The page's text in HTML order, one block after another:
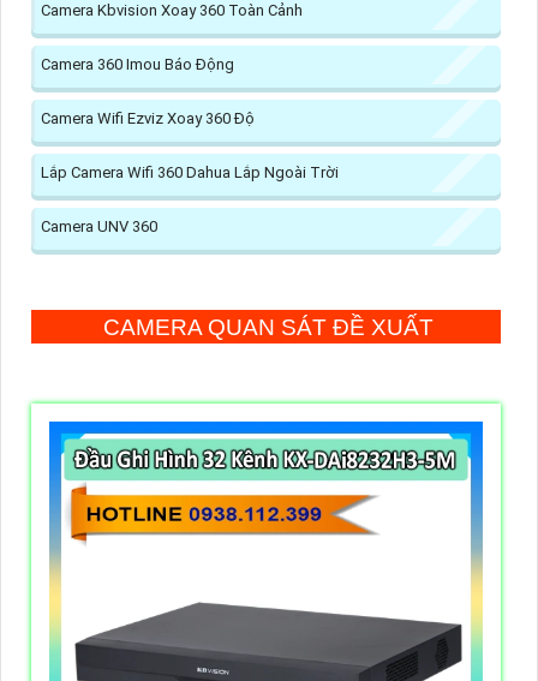
Camera Kbvision Xoay 360 Toàn Cảnh
Camera 360 Imou Báo Động
Camera Wifi Ezviz Xoay 360 Độ
Lắp Camera Wifi 360 Dahua Lắp Ngoài Trời
Camera UNV 360
CAMERA QUAN SÁT ĐỀ XUẤT